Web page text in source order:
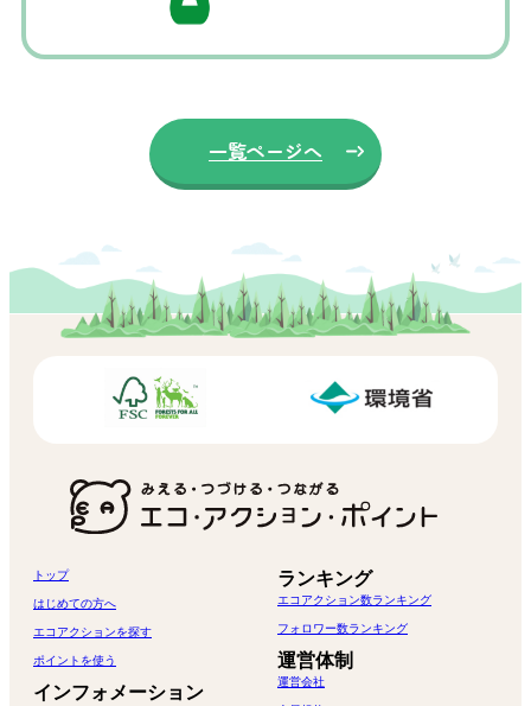
一覧ページへ
トップ
はじめての方へ
エコアクションを探す
ポイントを使う
インフォメーション
ランキング
エコアクション数ランキング
フォロワー数ランキング
運営体制
運営会社